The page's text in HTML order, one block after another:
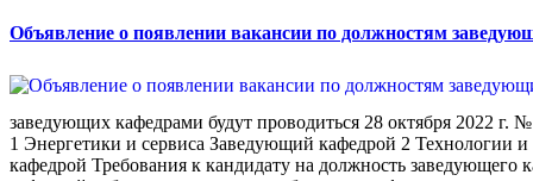
Объявление о появлении вакансии по должностям
заведующих кафедрами будут проводиться 28 октября
1 Энергетики и сервиса Заведующий кафедрой 2 Технологии
кафедрой Требования к кандидату на должность заведующего